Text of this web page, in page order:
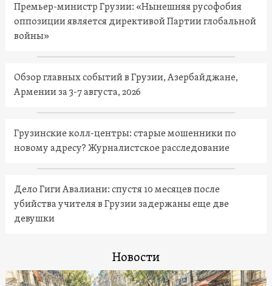
Премьер-министр Грузии: «Нынешняя русофобия
оппозиции является директивой Партии глобальной
войны»
Обзор главных событий в Грузии, Азербайджане,
Армении за 3-7 августа, 2026
Грузинские колл-центры: старые мошенники по
новому адресу? Журналистское расследование
Дело Гиги Авалиани: спустя 10 месяцев после
убийства учителя в Грузии задержаны еще две
девушки
Новости